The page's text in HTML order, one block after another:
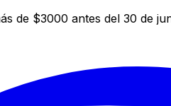
de $3000 antes del 30 de